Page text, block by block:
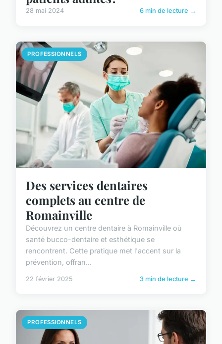
28 mai 2024 6 min de lecture →
PROFESSIONNELS
Des services dentaires
complets au centre de
Romainville
Découvrez un centre dentaire à Romainville où
santé bucco-dentaire et esthétique se
rencontrent. Cette pratique met l'accent sur la
prévention, offran...
22 février 2025 3 min de lecture →
PROFESSIONNELS